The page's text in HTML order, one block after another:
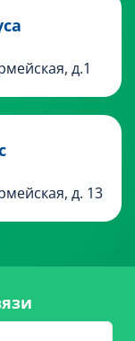
д.1
д. 13